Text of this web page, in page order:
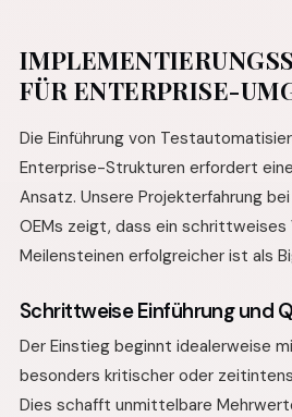
FÜR ENTERPRISE-
Die Einführung von
Enterprise-Strukturen erfordert
Ansatz. Unsere Projekterfahrung
OEMs zeigt, dass ein schrittweises
Meilensteinen erfolgreicher ist als
Schrittweise Einführung und
Der Einstieg beginnt idealerweise
besonders kritischer oder
Dies schafft unmittelbare